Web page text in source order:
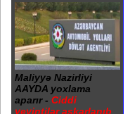
Maliyyə Nazirliyi
AAYDA yoxlama
aparır - Ciddi
yeyintilər aşkarlanıb